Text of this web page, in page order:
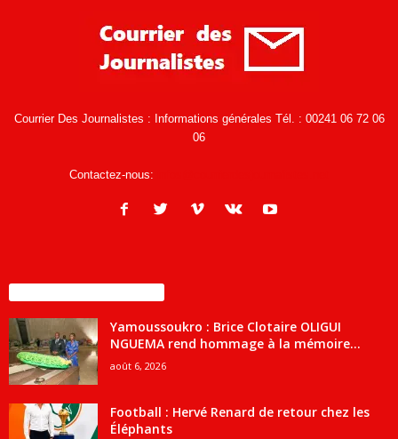
Courrier Des Journalistes : Informations générales Tél. : 00241 06 72 06
06
Contactez-nous:
Yamoussoukro : Brice Clotaire OLIGUI
NGUEMA rend hommage à la mémoire...
août 6, 2026
Football : Hervé Renard de retour chez les
Éléphants